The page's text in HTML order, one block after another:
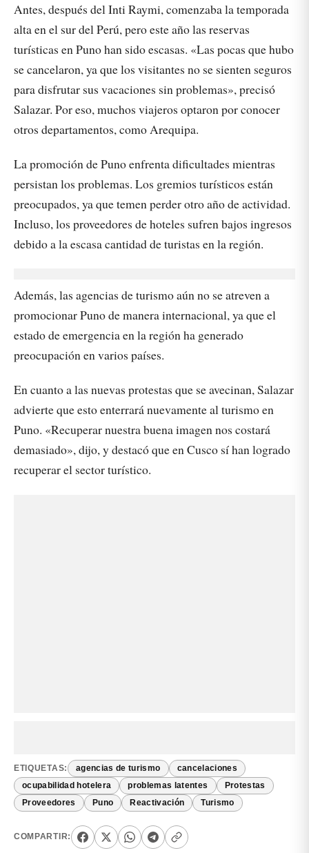
Antes, después del Inti Raymi, comenzaba la temporada
alta en el sur del Perú, pero este año las reservas
turísticas en Puno han sido escasas. «Las pocas que hubo
se cancelaron, ya que los visitantes no se sienten seguros
para disfrutar sus vacaciones sin problemas», precisó
Salazar. Por eso, muchos viajeros optaron por conocer
otros departamentos, como Arequipa.
La promoción de Puno enfrenta dificultades mientras
persistan los problemas. Los gremios turísticos están
preocupados, ya que temen perder otro año de actividad.
Incluso, los proveedores de hoteles sufren bajos ingresos
debido a la escasa cantidad de turistas en la región.
Además, las agencias de turismo aún no se atreven a
promocionar Puno de manera internacional, ya que el
estado de emergencia en la región ha generado
preocupación en varios países.
En cuanto a las nuevas protestas que se avecinan, Salazar
advierte que esto enterrará nuevamente al turismo en
Puno. «Recuperar nuestra buena imagen nos costará
demasiado», dijo, y destacó que en Cusco sí han logrado
recuperar el sector turístico.
ETIQUETAS: agencias de turismo cancelaciones
ocupabilidad hotelera problemas latentes Protestas
Proveedores Puno Reactivación Turismo
COMPARTIR: